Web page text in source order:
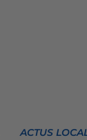
ACTUS